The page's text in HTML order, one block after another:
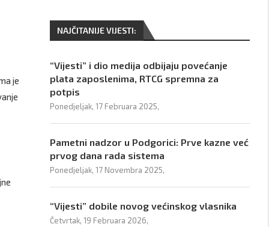
je
NAJČITANIJE VIJESTI:
“Vijesti” i dio medija odbijaju povećanje
plata zaposlenima, RTCG spremna za
potpis
Ponedjeljak, 17 Februara 2025,
Pametni nadzor u Podgorici: Prve kazne već
prvog dana rada sistema
Ponedjeljak, 17 Novembra 2025,
“Vijesti” dobile novog većinskog vlasnika
Četvrtak, 19 Februara 2026,